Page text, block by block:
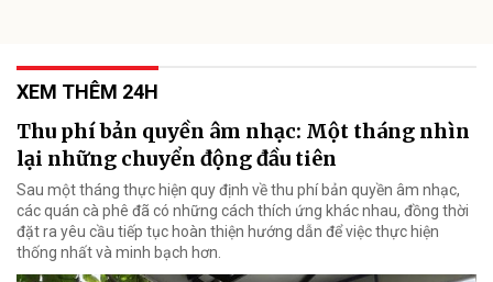
XEM THÊM 24H
Thu phí bản quyền âm nhạc: Một tháng nhìn
lại những chuyển động đầu tiên
Sau một tháng thực hiện quy định về thu phí bản quyền âm nhạc,
các quán cà phê đã có những cách thích ứng khác nhau, đồng thời
đặt ra yêu cầu tiếp tục hoàn thiện hướng dẫn để việc thực hiện
thống nhất và minh bạch hơn.